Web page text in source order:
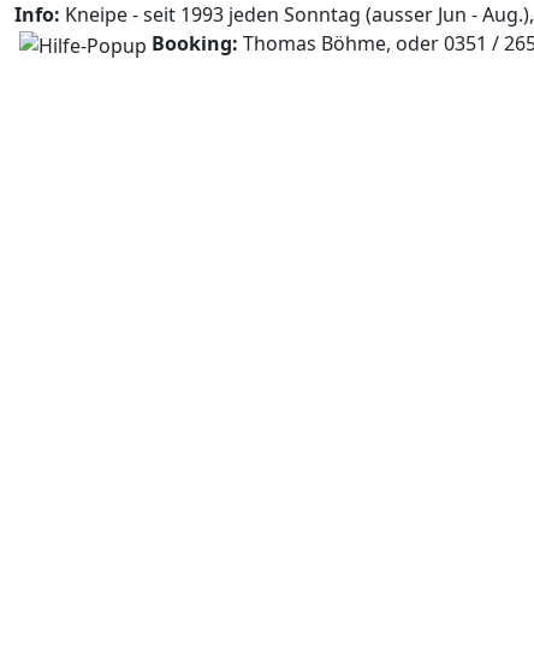
Info: Kneipe - seit 1993 jeden Sonntag (ausser Jun -
Booking: Thomas Böhme, oder 0351 /